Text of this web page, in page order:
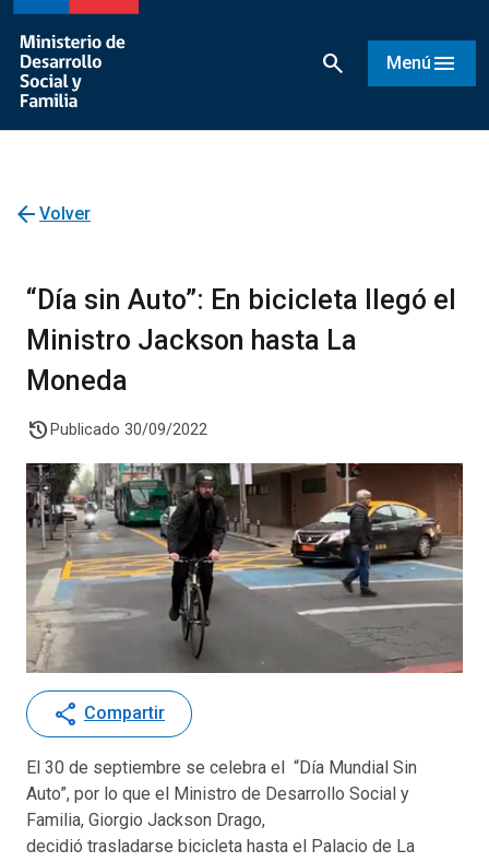
search Menú menu
arrow_back Volver
“Día sin Auto”: En bicicleta llegó el
Ministro Jackson hasta La
Moneda
history Publicado 30/09/2022
share Compartir
El 30 de septiembre se celebra el “Día Mundial Sin
Auto”, por lo que el Ministro de Desarrollo Social y
Familia, Giorgio Jackson Drago,
decidió trasladarse bicicleta hasta el Palacio de La